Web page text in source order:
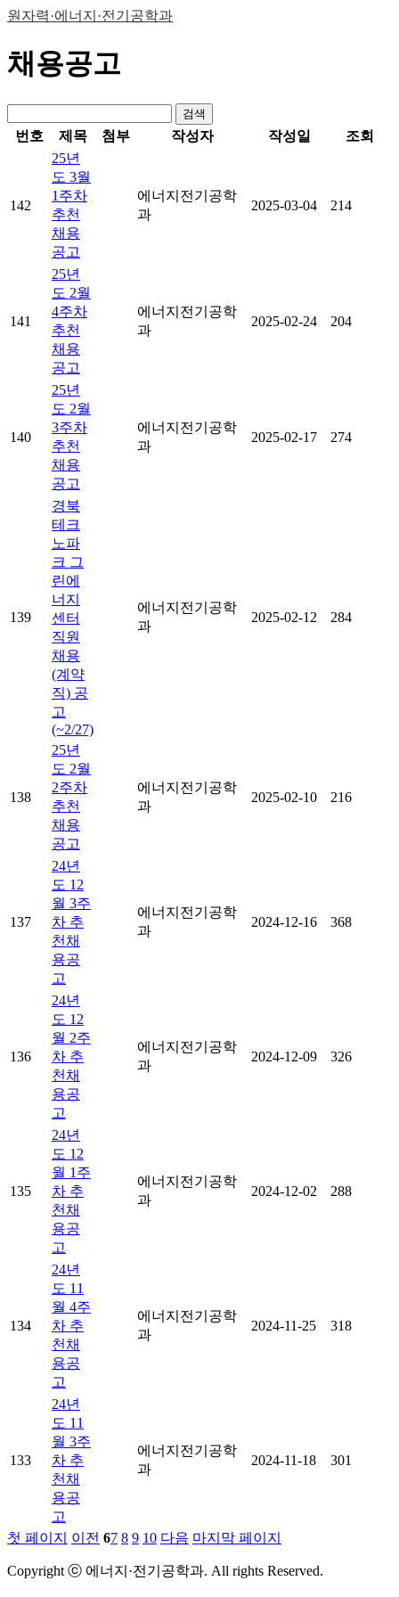
원자력·에너지·전기공학과
채용공고
검색
번호 제목 첨부 작성자 작성일 조회
142
25년
도 3월
1주차
추천
채용
공고
에너지전기공학
과
2025-03-04 214
141
25년
도 2월
4주차
추천
채용
공고
에너지전기공학
과
2025-02-24 204
140
25년
도 2월
3주차
추천
채용
공고
에너지전기공학
과
2025-02-17 274
139
경북
테크
노파
크 그
린에
너지
센터
직원
채용
(계약
직) 공
고
(~2/27)
에너지전기공학
과
2025-02-12 284
138
25년
도 2월
2주차
추천
채용
공고
에너지전기공학
과
2025-02-10 216
137
24년
도 12
월 3주
차 추
천채
용공
고
에너지전기공학
과
2024-12-16 368
136
24년
도 12
월 2주
차 추
천채
용공
고
에너지전기공학
과
2024-12-09 326
135
24년
도 12
월 1주
차 추
천채
용공
고
에너지전기공학
과
2024-12-02 288
134
24년
도 11
월 4주
차 추
천채
용공
고
에너지전기공학
과
2024-11-25 318
133
24년
도 11
월 3주
차 추
천채
용공
고
에너지전기공학
과
2024-11-18 301
첫 페이지 이전 67 8 9 10 다음 마지막 페이지
Copyright ⓒ 에너지·전기공학과. All rights Reserved.